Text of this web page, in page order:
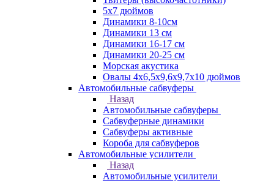
5x7 дюймов
Динамики 8-10см
Динамики 13 см
Динамики 16-17 см
Динамики 20-25 см
Морская акустика
Овалы 4х6,5х9,6x9,7х10 дюймов
Автомобильные сабвуферы
Назад
Автомобильные сабвуферы
Сабвуферные динамики
Сабвуферы активные
Короба для сабвуферов
Автомобильные усилители
Назад
Автомобильные усилители